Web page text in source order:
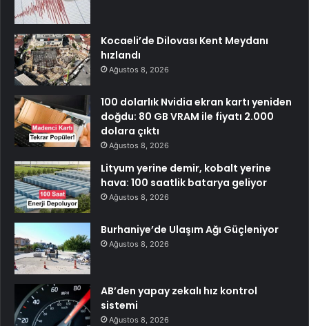
Kocaeli’de Dilovası Kent Meydanı
hızlandı
Ağustos 8, 2026
100 dolarlık Nvidia ekran kartı yeniden
doğdu: 80 GB VRAM ile fiyatı 2.000
dolara çıktı
Ağustos 8, 2026
Lityum yerine demir, kobalt yerine
hava: 100 saatlik batarya geliyor
Ağustos 8, 2026
Burhaniye’de Ulaşım Ağı Güçleniyor
Ağustos 8, 2026
AB’den yapay zekalı hız kontrol
sistemi
Ağustos 8, 2026